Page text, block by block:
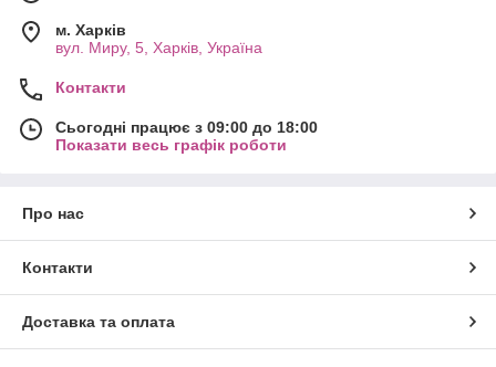
м. Харків
вул. Миру, 5, Харків, Україна
Контакти
Сьогодні працює з 09:00 до 18:00
Показати весь графік роботи
Про нас
Контакти
Доставка та оплата